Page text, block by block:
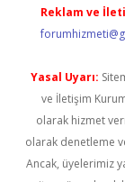
Reklam ve
Yasal Uyarı:
ve İletişim
olarak hizmet
olarak denetleme
Ancak, üyelerimiz